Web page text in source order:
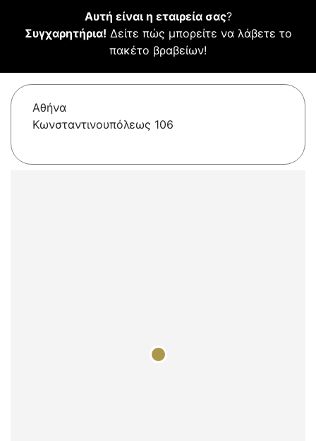
Αυτή είναι η εταιρεία σας?
Συγχαρητήρια! Δείτε πώς μπορείτε να λάβετε το
πακέτο βραβείων!
Αθήνα
Κωνσταντινουπόλεως 106